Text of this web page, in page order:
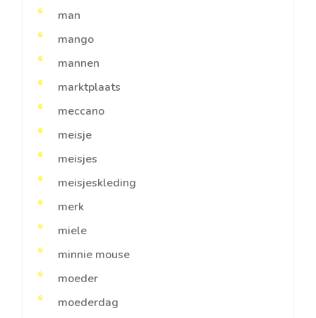
man
mango
mannen
marktplaats
meccano
meisje
meisjes
meisjeskleding
merk
miele
minnie mouse
moeder
moederdag